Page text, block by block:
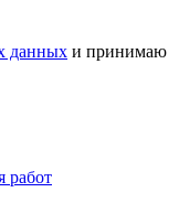
данных и принимаю
работ